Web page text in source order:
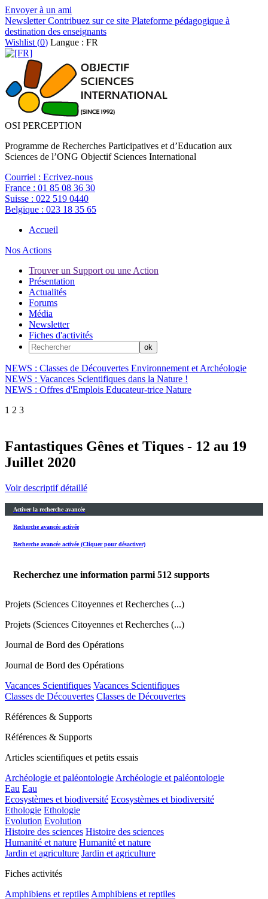
Envoyer à un ami
NewsletterContribuez sur ce site Plateforme pédagogique à
destination des enseignants
Wishlist (0) Langue : FR
OSI PERCEPTION
Programme de Recherches Participatives et d’Education aux
Sciences de l’ONG Objectif Sciences International
Courriel : Ecrivez-nous
France : 01 85 08 36 30
Suisse : 022 519 0440
Belgique : 023 18 35 65
Accueil
Nos Actions
Trouver un Support ou une Action
Présentation
Actualités
Forums
Média
Newsletter
Fiches d'activités
NEWS : Classes de Découvertes Environnement et Archéologie
NEWS : Vacances Scientifiques dans la Nature !
NEWS : Offres d'Emplois Educateur-trice Nature
1 2 3
Fantastiques Gênes et Tiques - 12 au 19
Juillet 2020
Voir descriptif détaillé
Activer la recherche avancée
Recherche avancée activée
Recherche avancée activée (Cliquer pour désactiver)
Recherchez une information parmi 512 supports
Projets (Sciences Citoyennes et Recherches (...)
Projets (Sciences Citoyennes et Recherches (...)
Journal de Bord des Opérations
Journal de Bord des Opérations
Vacances Scientifiques Vacances Scientifiques
Classes de Découvertes Classes de Découvertes
Références & Supports
Références & Supports
Articles scientifiques et petits essais
Archéologie et paléontologie Archéologie et paléontologie
Eau Eau
Ecosystèmes et biodiversité Ecosystèmes et biodiversité
Ethologie Ethologie
Evolution Evolution
Histoire des sciences Histoire des sciences
Humanité et nature Humanité et nature
Jardin et agriculture Jardin et agriculture
Fiches activités
Amphibiens et reptiles Amphibiens et reptiles